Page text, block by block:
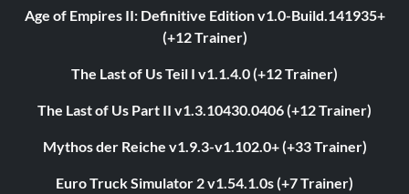
Age of Empires II: Definitive Edition v1.0-Build.141935+
(+12 Trainer)
The Last of Us Teil I v1.1.4.0 (+12 Trainer)
The Last of Us Part II v1.3.10430.0406 (+12 Trainer)
Mythos der Reiche v1.9.3-v1.102.0+ (+33 Trainer)
Euro Truck Simulator 2 v1.54.1.0s (+7 Trainer)